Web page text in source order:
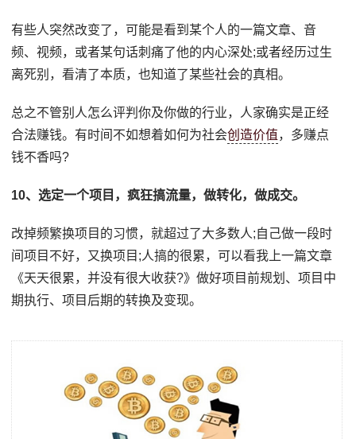
有些人突然改变了，可能是看到某个人的一篇文章、音
频、视频，或者某句话刺痛了他的内心深处;或者经历过生
离死别，看清了本质，也知道了某些社会的真相。
总之不管别人怎么评判你及你做的行业，人家确实是正经
合法赚钱。有时间不如想着如何为社会创造价值 ，多赚点
钱不香吗?
10、选定一个项目，疯狂搞流量，做转化，做成交。
改掉频繁换项目的习惯，就超过了大多数人;自己做一段时
间项目不好，又换项目;人搞的很累，可以看我上一篇文章
《天天很累，并没有很大收获?》做好项目前规划、项目中
期执行、项目后期的转换及变现。